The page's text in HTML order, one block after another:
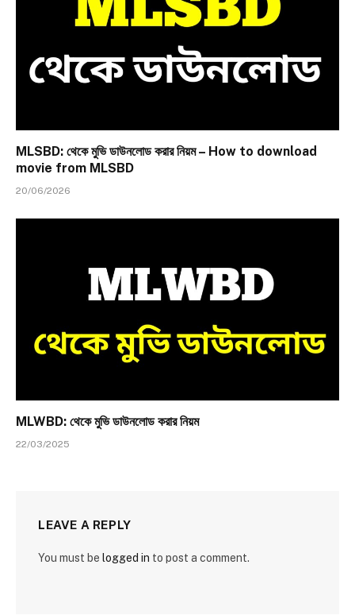
MLSBD: থেকে মুভি ডাউনলোড করার নিয়ম – How to download
movie from MLSBD
20/06/2026
MLWBD: থেকে মুভি ডাউনলোড করার নিয়ম
22/03/2025
LEAVE A REPLY
You must be logged in to post a comment.